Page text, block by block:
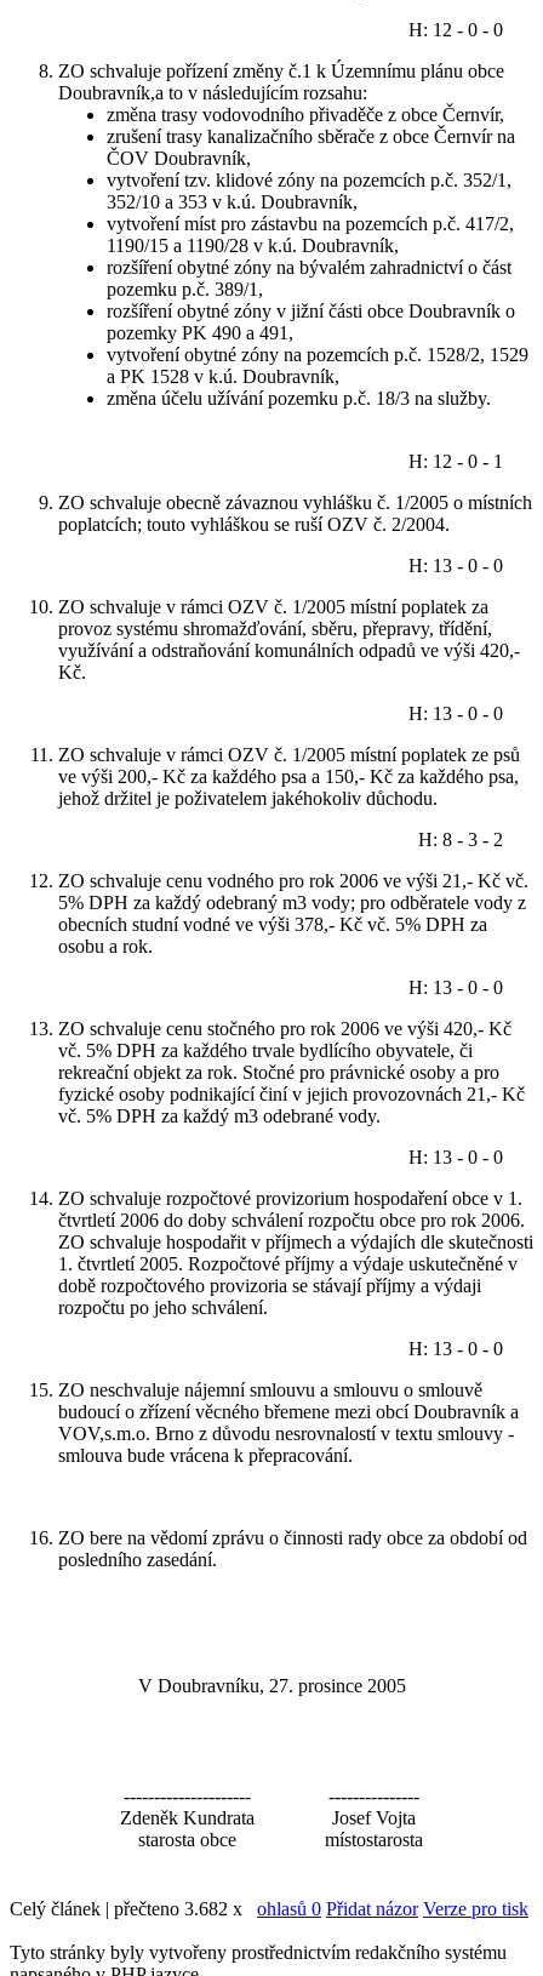
H: 12 - 0 - 0
ZO schvaluje pořízení změny č.1 k Územnímu plánu obce
Doubravník,a to v následujícím rozsahu:
změna trasy vodovodního přivaděče z obce Černvír,
zrušení trasy kanalizačního sběrače z obce Černvír na
ČOV Doubravník,
vytvoření tzv. klidové zóny na pozemcích p.č. 352/1,
352/10 a 353 v k.ú. Doubravník,
vytvoření míst pro zástavbu na pozemcích p.č. 417/2,
1190/15 a 1190/28 v k.ú. Doubravník,
rozšíření obytné zóny na bývalém zahradnictví o část
pozemku p.č. 389/1,
rozšíření obytné zóny v jižní části obce Doubravník o
pozemky PK 490 a 491,
vytvoření obytné zóny na pozemcích p.č. 1528/2, 1529
a PK 1528 v k.ú. Doubravník,
změna účelu užívání pozemku p.č. 18/3 na služby.
H: 12 - 0 - 1
ZO schvaluje obecně závaznou vyhlášku č. 1/2005 o místních
poplatcích; touto vyhláškou se ruší OZV č. 2/2004.
H: 13 - 0 - 0
ZO schvaluje v rámci OZV č. 1/2005 místní poplatek za
provoz systému shromažďování, sběru, přepravy, třídění,
využívání a odstraňování komunálních odpadů ve výši 420,-
Kč.
H: 13 - 0 - 0
ZO schvaluje v rámci OZV č. 1/2005 místní poplatek ze psů
ve výši 200,- Kč za každého psa a 150,- Kč za každého psa,
jehož držitel je poživatelem jakéhokoliv důchodu.
H: 8 - 3 - 2
ZO schvaluje cenu vodného pro rok 2006 ve výši 21,- Kč vč.
5% DPH za každý odebraný m3 vody; pro odběratele vody z
obecních studní vodné ve výši 378,- Kč vč. 5% DPH za
osobu a rok.
H: 13 - 0 - 0
ZO schvaluje cenu stočného pro rok 2006 ve výši 420,- Kč
vč. 5% DPH za každého trvale bydlícího obyvatele, či
rekreační objekt za rok. Stočné pro právnické osoby a pro
fyzické osoby podnikající činí v jejich provozovnách 21,- Kč
vč. 5% DPH za každý m3 odebrané vody.
H: 13 - 0 - 0
ZO schvaluje rozpočtové provizorium hospodaření obce v 1.
čtvrtletí 2006 do doby schválení rozpočtu obce pro rok 2006.
ZO schvaluje hospodařit v příjmech a výdajích dle skutečnosti
1. čtvrtletí 2005. Rozpočtové příjmy a výdaje uskutečněné v
době rozpočtového provizoria se stávají příjmy a výdaji
rozpočtu po jeho schválení.
H: 13 - 0 - 0
ZO neschvaluje nájemní smlouvu a smlouvu o smlouvě
budoucí o zřízení věcného břemene mezi obcí Doubravník a
VOV,s.m.o. Brno z důvodu nesrovnalostí v textu smlouvy -
smlouva bude vrácena k přepracování.
ZO bere na vědomí zprávu o činnosti rady obce za období od
posledního zasedání.
V Doubravníku, 27. prosince 2005
---------------------
Zdeněk Kundrata
starosta obce
---------------
Josef Vojta
místostarosta
Celý článek | přečteno 3.682 x ohlasů 0 Přidat názor Verze pro tisk
Tyto stránky byly vytvořeny prostřednictvím redakčního systému